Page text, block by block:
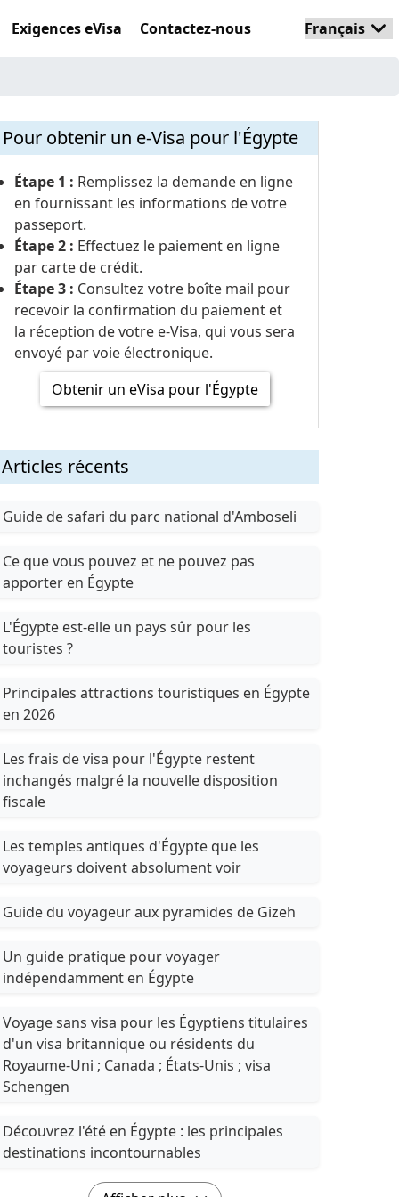
Exigences eVisa Contactez-nous
Pour obtenir un e-Visa pour l'Égypte
Étape 1 : Remplissez la demande en ligne
en fournissant les informations de votre
passeport.
Étape 2 : Effectuez le paiement en ligne
par carte de crédit.
Étape 3 : Consultez votre boîte mail pour
recevoir la confirmation du paiement et
la réception de votre e-Visa, qui vous sera
envoyé par voie électronique.
Obtenir un eVisa pour l'Égypte
Articles récents
Guide de safari du parc national d'Amboseli
Ce que vous pouvez et ne pouvez pas
apporter en Égypte
L'Égypte est-elle un pays sûr pour les
touristes ?
Principales attractions touristiques en Égypte
en 2026
Les frais de visa pour l'Égypte restent
inchangés malgré la nouvelle disposition
fiscale
Les temples antiques d'Égypte que les
voyageurs doivent absolument voir
Guide du voyageur aux pyramides de Gizeh
Un guide pratique pour voyager
indépendamment en Égypte
Voyage sans visa pour les Égyptiens titulaires
d'un visa britannique ou résidents du
Royaume-Uni ; Canada ; États-Unis ; visa
Schengen
Découvrez l'été en Égypte : les principales
destinations incontournables